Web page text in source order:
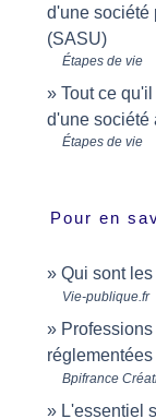
d'une société
(SASU)
Étapes de vie
Tout ce
d'une société
Étapes de vie
Pour en
Qui sont
Vie-publique.fr
réglementées
Bpifrance
L'essentiel